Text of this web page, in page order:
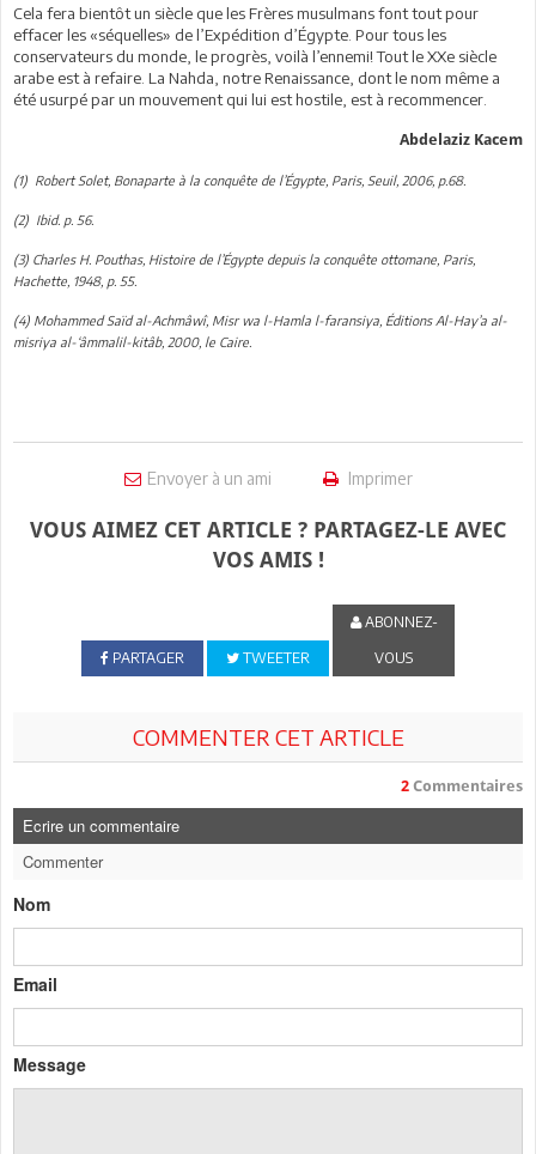
Cela fera bientôt un siècle que les Frères musulmans font tout pour
effacer les «séquelles» de l’Expédition d’Égypte. Pour tous les
conservateurs du monde, le progrès, voilà l’ennemi! Tout le XXe siècle
arabe est à refaire. La Nahda, notre Renaissance, dont le nom même a
été usurpé par un mouvement qui lui est hostile, est à recommencer.
Abdelaziz Kacem
(1) Robert Solet, Bonaparte à la conquête de l’Égypte, Paris, Seuil, 2006, p.68.
(2) Ibid. p. 56.
(3) Charles H. Pouthas, Histoire de l’Égypte depuis la conquête ottomane, Paris,
Hachette, 1948, p. 55.
(4) Mohammed Saïd al-Achmâwî, Misr wa l-Hamla l-faransiya, Éditions Al-Hay’a al-
misriya al-‘âmmalil-kitâb, 2000, le Caire.
Envoyer à un ami Imprimer
VOUS AIMEZ CET ARTICLE ? PARTAGEZ-LE AVEC
VOS AMIS !
PARTAGER TWEETER
ABONNEZ-
VOUS
COMMENTER CET ARTICLE
2 Commentaires
Ecrire un commentaire
Commenter
Nom
Email
Message